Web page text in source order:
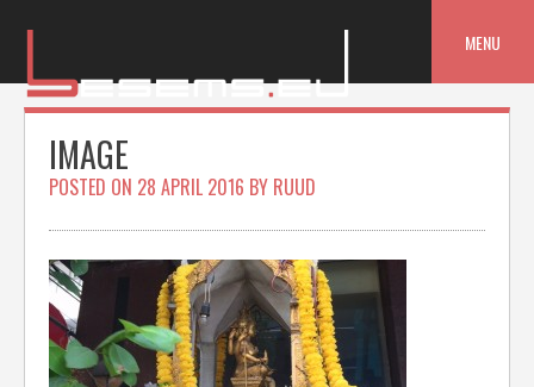
MENU
IMAGE
POSTED ON 28 APRIL 2016 BY RUUD